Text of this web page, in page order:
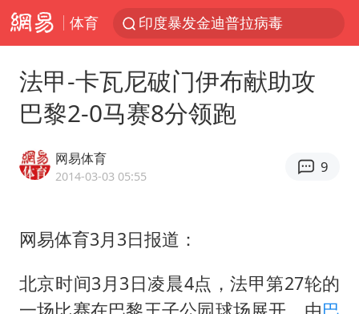
体育
印度暴发金迪普拉病毒
“梅姨”已是老年人 死刑或适用受限
杭州一小区17楼玻璃幕墙爆裂
美国退回1000亿美元关税
法甲-卡瓦尼破门伊布献助攻
巴黎2-0马赛8分领跑
网易体育
2014-03-03 05:55
9
网易体育3月3日报道：
北京时间3月3日凌晨4点，法甲第27轮的